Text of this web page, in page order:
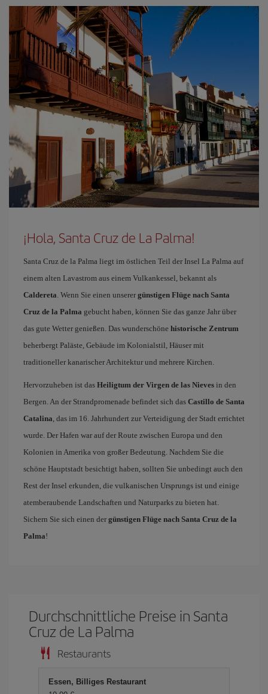
¡Hola, Santa Cruz de La Palma!
Santa Cruz de la Palma liegt im östlichen Teil der Insel La Palma auf
einem alten Lavastrom aus einem Vulkankessel, bekannt als
Caldereta. Wenn Sie einen unserer günstigen Flüge nach Santa
Cruz de la Palma gebucht haben, können Sie das ganze Jahr über
das gute Wetter genießen. Das wunderschöne historische Zentrum
beherbergt Paläste, Gebäude im Kolonialstil, Häuser mit
traditioneller kanarischer Architektur und mehrere Kirchen.
Hervorzuheben ist das Heiligtum der Virgen de las Nieves in den
Bergen. An der Strandpromenade befindet sich das Castillo de Santa
Catalina, das im 16. Jahrhundert zur Verteidigung der Stadt errichtet
wurde. Der Hafen war auf der Route zwischen Europa und den
Kolonien in Amerika von großer Bedeutung. Nachdem Sie die
schöne Hauptstadt besichtigt haben, sollten Sie unbedingt auch den
Rest der Insel erkunden, die vulkanischen Ursprungs ist und einige
atemberaubende Landschaften und Naturparks zu bieten hat.
Sichern Sie sich einen der günstigen Flüge nach Santa Cruz de la
Palma!
Durchschnittliche Preise in Santa
Cruz de La Palma
Restaurants
Essen, Billiges Restaurant